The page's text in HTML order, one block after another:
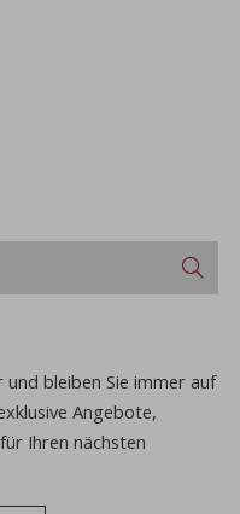
bleiben Sie immer auf
Angebote,
Ihren nächsten